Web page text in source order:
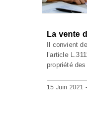
La vente
Il convient
l’article
propriété
15 Juin 2021